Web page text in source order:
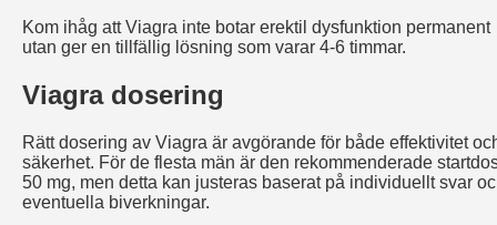
Kom ihåg att Viagra inte botar erektil dysfunktion permanent
utan ger en tillfällig lösning som varar 4-6 timmar.
Viagra dosering
Rätt dosering av Viagra är avgörande för både effektivitet
säkerhet. För de flesta män är den rekommenderade
50 mg, men detta kan justeras baserat på individuellt svar
eventuella biverkningar.